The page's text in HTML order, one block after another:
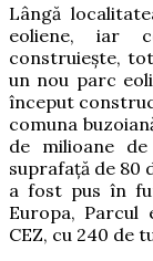
Lângă
eoliene, iar
construieşte,
un nou parc
început
comuna
de milioane
suprafață de 80
a fost pus în
Europa, Parcul
CEZ, cu 240 de